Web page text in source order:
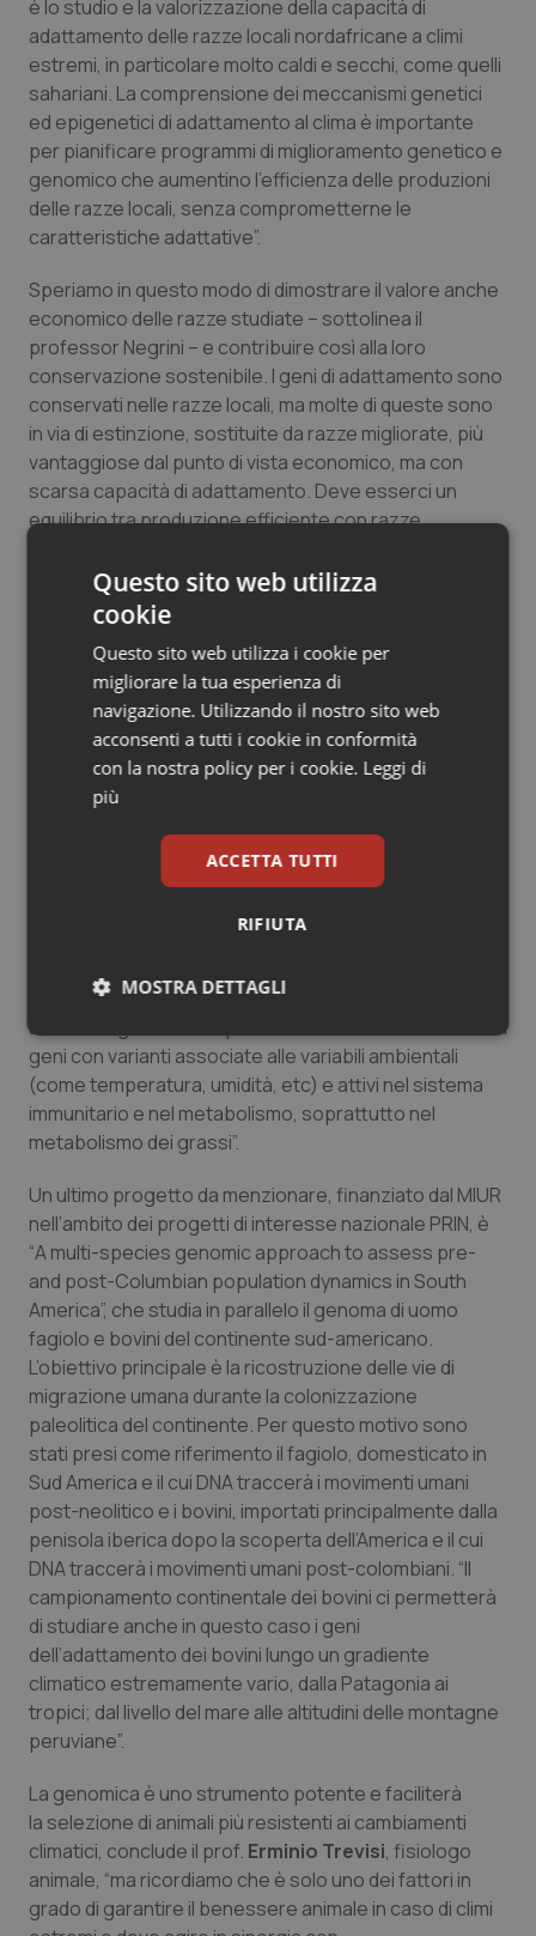
è lo studio e la valorizzazione della capacità di
adattamento delle razze locali nordafricane a climi
estremi, in particolare molto caldi e secchi, come quelli
sahariani. La comprensione dei meccanismi genetici
ed epigenetici di adattamento al clima è importante
per pianificare programmi di miglioramento genetico e
genomico che aumentino l’efficienza delle produzioni
delle razze locali, senza comprometterne le
caratteristiche adattative”.
Speriamo in questo modo di dimostrare il valore anche
economico delle razze studiate – sottolinea il
professor Negrini – e contribuire così alla loro
conservazione sostenibile. I geni di adattamento sono
conservati nelle razze locali, ma molte di queste sono
in via di estinzione, sostituite da razze migliorate, più
vantaggiose dal punto di vista economico, ma con
scarsa capacità di adattamento. Deve esserci un
equilibrio tra produzione efficiente con razze
sostenibile, e conservazione della biodiversità
zootecnica, riserva di geni utili”.
“La genomica permette oggi di aumentare l’efficienza
delle razze locali, aumentandone la sostenibilità e al
contempo studiarne il DNA per identificare geni per
l’adattamento utili per le razze industriali”, precisa il
professor Ajmone Marsan.
coordinato dall’INRA francese. “Il progetto
aveva come obiettivo primario la caratterizzazione e
valorizzazione delle biobanche di DNA e di seme e
incaricato di identificare geni associati all’adattamento
al clima negli ovini europei. Sono stati identificati diversi
geni con varianti associate alle variabili ambientali
(come temperatura, umidità, etc) e attivi nel sistema
immunitario e nel metabolismo, soprattutto nel
metabolismo dei grassi”.
Un ultimo progetto da menzionare, finanziato dal MIUR
nell’ambito dei progetti di interesse nazionale PRIN, è
“A multi-species genomic approach to assess pre-
and post-Columbian population dynamics in South
America”, che studia in parallelo il genoma di uomo
fagiolo e bovini del continente sud-americano.
L’obiettivo principale è la ricostruzione delle vie di
migrazione umana durante la colonizzazione
paleolitica del continente. Per questo motivo sono
stati presi come riferimento il fagiolo, domesticato in
Sud America e il cui DNA traccerà i movimenti umani
post-neolitico e i bovini, importati principalmente dalla
penisola iberica dopo la scoperta dell’America e il cui
DNA traccerà i movimenti umani post-colombiani. “Il
campionamento continentale dei bovini ci permetterà
di studiare anche in questo caso i geni
dell’adattamento dei bovini lungo un gradiente
climatico estremamente vario, dalla Patagonia ai
tropici; dal livello del mare alle altitudini delle montagne
peruviane”.
La genomica è uno strumento potente e faciliterà
la selezione di animali più resistenti ai cambiamenti
climatici, conclude il prof. Erminio Trevisi, fisiologo
animale, “ma ricordiamo che è solo uno dei fattori in
grado di garantire il benessere animale in caso di climi
Questo sito web utilizza
cookie
Questo sito web utilizza i cookie per
migliorare la tua esperienza di
navigazione. Utilizzando il nostro sito web
acconsenti a tutti i cookie in conformità
con la nostra policy per i cookie. Leggi di
più
ACCETTA TUTTI
RIFIUTA
MOSTRA DETTAGLI
Necessari Statistici Marketing
Necessari Statistici Marketing
I cookie necessari contribuiscono a rendere fruibile il
sito web abilitandone funzionalità di base quali la
navigazione sulle pagine e l'accesso alle aree
protette del sito. Il sito web non è in grado di
funzionare correttamente senza questi cookie.
Nome
Fornitore/Dominio
VISITOR_PRIVACY_METADATA
YouTube
.youtube.com
CookieScriptConsent
CookieScript
www.quotidianosanita.it